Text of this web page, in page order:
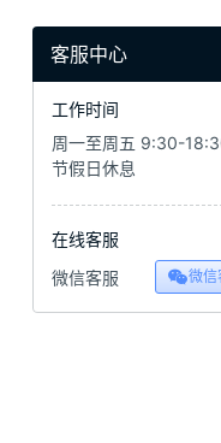
客服中心
工作时间
周一至周五 9:30-
节假日休息
在线客服
微信客服
微信